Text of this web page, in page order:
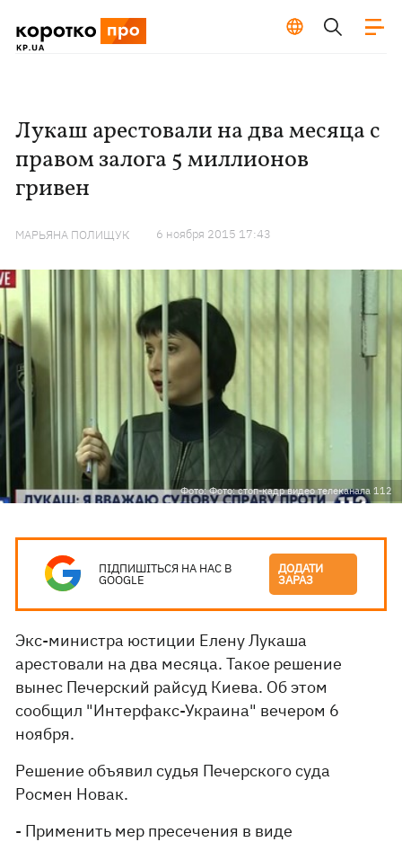
Лукаш арестовали на два месяца с
правом залога 5 миллионов
гривен
МАРЬЯНА ПОЛИЩУК 6 ноября 2015 17:43
Фото: Фото: стоп-кадр видео телеканала 112
ПІДПИШІТЬСЯ НА НАС В
GOOGLE
ДОДАТИ
ЗАРАЗ
Экс-министра юстиции Елену Лукаша
арестовали на два месяца. Такое решение
вынес Печерский райсуд Киева. Об этом
сообщил "Интерфакс-Украина" вечером 6
ноября.
Решение объявил судья Печерского суда
Росмен Новак.
- Применить мер пресечения в виде